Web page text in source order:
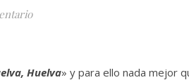
Huelva» y para ello nada mejor